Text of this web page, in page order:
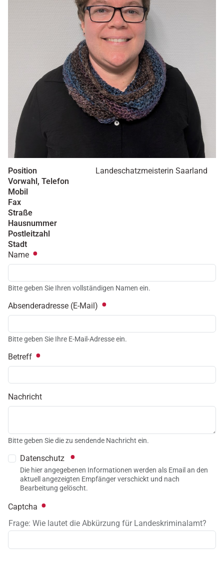
Position
Landeschatzmeisterin Saarland
Vorwahl, Telefon
Mobil
Fax
Straße
Hausnummer
Postleitzahl
Stadt
Name
Bitte geben Sie Ihren vollständigen Namen ein.
Absenderadresse (E-Mail)
Bitte geben Sie Ihre E-Mail-Adresse ein.
Betreff
Nachricht
Bitte geben Sie die zu sendende Nachricht ein.
Datenschutz
Die hier angegebenen Informationen werden als Email an den
aktuell angezeigten Empfänger verschickt und nach
Bearbeitung gelöscht.
Captcha
Frage: Wie lautet die Abkürzung für Landeskriminalamt?